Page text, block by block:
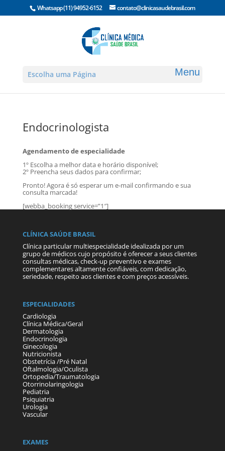
Whatsapp(11) 94952-6152 contato@clinicasaudebrasil.com
Escolha uma Página
Endocrinologista
Agendamento de especialidade
1º Escolha a melhor data e horário disponível;
2º Preencha seus dados para confirmar;
Pronto! Agora é só esperar um e-mail confirmando e sua
consulta marcada!
[webba_booking service=”1″]
CLÍNICA SAÚDE BRASIL
Clínica particular multiespecialidade idealizada por um
grupo de médicos cujo propósito é oferecer a seus clientes
consultas médicas, check-up preventivo e exames
complementares altamente confiáveis, com dedicação,
seriedade, respeito aos clientes e com preços acessíveis.
ESPECIALIDADES
Cardiologia
Clínica Médica/Geral
Dermatologia
Endocrinologia
Ginecologia
Nutricionista
Obstetrícia /Pré Natal
Oftalmologia/Oculista
Ortopedia/Traumatologia
Otorrinolaringologia
Pediatria
Psiquiatria
Urologia
Vascular
EXAMES